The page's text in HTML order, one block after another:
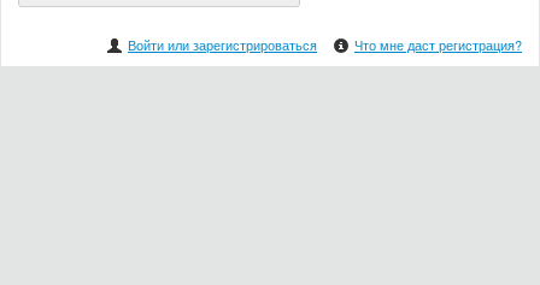
Войти или зарегистрироваться Что мне даст регистрация?